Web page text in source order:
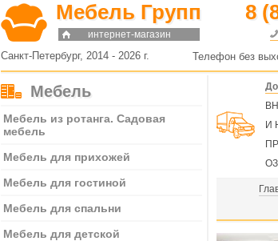
Мебель Групп
интернет-магазин
8
Санкт-Петербург, 2014 - 2026 г. Телефон без
Мебель
Мебель из ротанга. Садовая
мебель
Мебель для прихожей
Мебель для гостиной
Мебель для спальни
Мебель для детской
И